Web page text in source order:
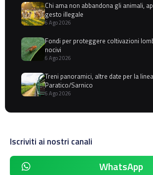
Chi ama non abbandona gli animali,
gesto illegale
6 Ago 2026
Fondi per proteggere coltivazioni
nocivi
6 Ago 2026
Treni panoramici, altre date per la
Paratico/Sarnico
6 Ago 2026
Iscriviti ai nostri canali
WhatsApp